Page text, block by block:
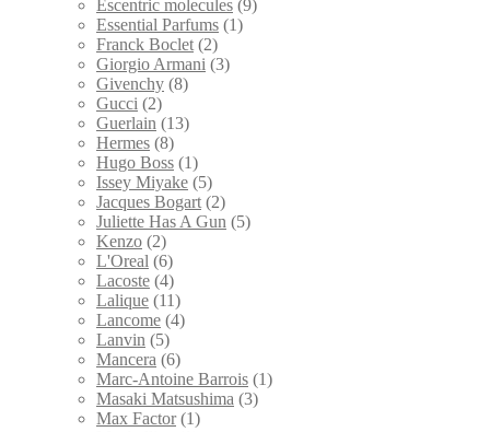
Escentric molecules (9)
Essential Parfums (1)
Franck Boclet (2)
Giorgio Armani (3)
Givenchy (8)
Gucci (2)
Guerlain (13)
Hermes (8)
Hugo Boss (1)
Issey Miyake (5)
Jacques Bogart (2)
Juliette Has A Gun (5)
Kenzo (2)
L'Oreal (6)
Lacoste (4)
Lalique (11)
Lancome (4)
Lanvin (5)
Mancera (6)
Marc-Antoine Barrois (1)
Masaki Matsushima (3)
Max Factor (1)